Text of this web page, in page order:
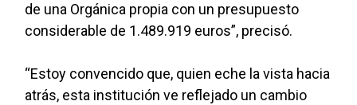
de una Orgánica propia con un presupuesto
considerable de 1.489.919 euros”, precisó.
“Estoy convencido que, quien eche la vista hacia
atrás, esta institución ve reflejado un cambio